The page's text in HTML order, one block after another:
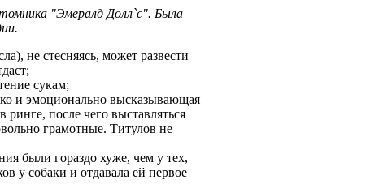
"Эмералд Долл`c". Была
не стесняясь, может развести
сукам;
и эмоционально высказывающая
после чего выставляться
грамотные. Титулов не
были гораздо хуже, чем у тех,
у собаки и отдавала ей первое